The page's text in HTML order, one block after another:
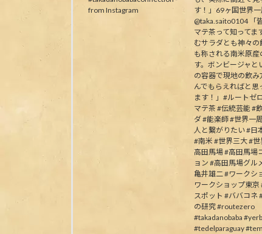
from Instagram
す！」69ヶ国世界
@taka.saito0104 「
マテ茶って知ってま
むサラダとも神々の
も称される南米原産
す。ボンビージャと
の容器で現地の飲み
んでもらえればと思
ます！」#ルートゼ
マテ茶 #伝統芸能 #
ダ #能楽師 #世界一
人と繋がりたい #日
#南米 #世界三大 #世
高田馬場 #高田馬場
ョン #高田馬場グル
亀井雄二 #ワークシ
ワークショップ東京
スポット #ババコネ
の研究 #routezero
#takadanobaba
#tedelparaguay